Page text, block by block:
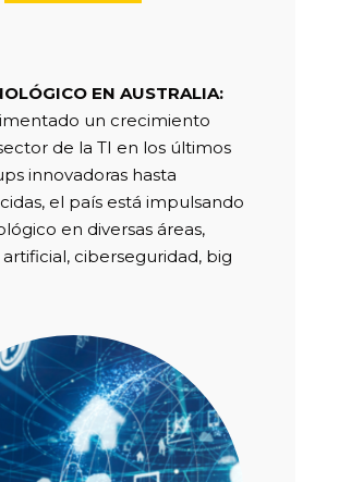
EN AUSTRALIA:
un crecimiento
de la TI en los últimos
innovadoras hasta
el país está impulsando
en diversas áreas,
ciberseguridad, big